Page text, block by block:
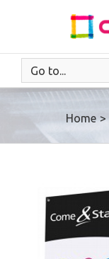
Go to...
Home >